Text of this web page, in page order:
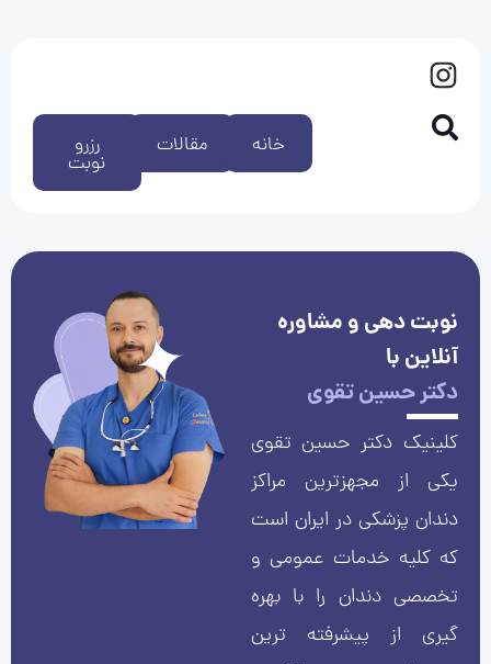
رزرو
نوبت
مقالات خانه
نوبت دهی و مشاوره
آنلاین با
دکتر حسین تقوی
کلینیک دکتر حسین تقوی
یکی از مجهزترین مراکز
دندان پزشکی در ایران است
که کلیه خدمات عمومی و
تخصصی دندان را با بهره
گیری از پیشرفته ترین